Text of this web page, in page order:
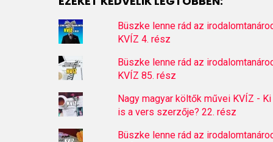
Büszke lenne rád az
KVÍZ 4. rész
Büszke lenne rád az
KVÍZ 85. rész
Nagy magyar költők művei KVÍZ - Ki
is a vers szerzője? 22. rész
Büszke lenne rád az